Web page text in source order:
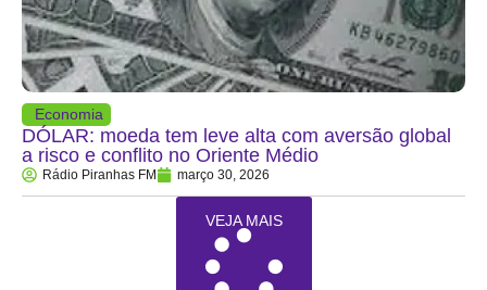
Economia
DÓLAR: moeda tem leve alta com aversão global
a risco e conflito no Oriente Médio
Rádio Piranhas FM março 30, 2026
VEJA MAIS